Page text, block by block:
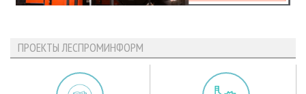
ПРОЕКТЫ ЛЕСПРОМИНФОРМ